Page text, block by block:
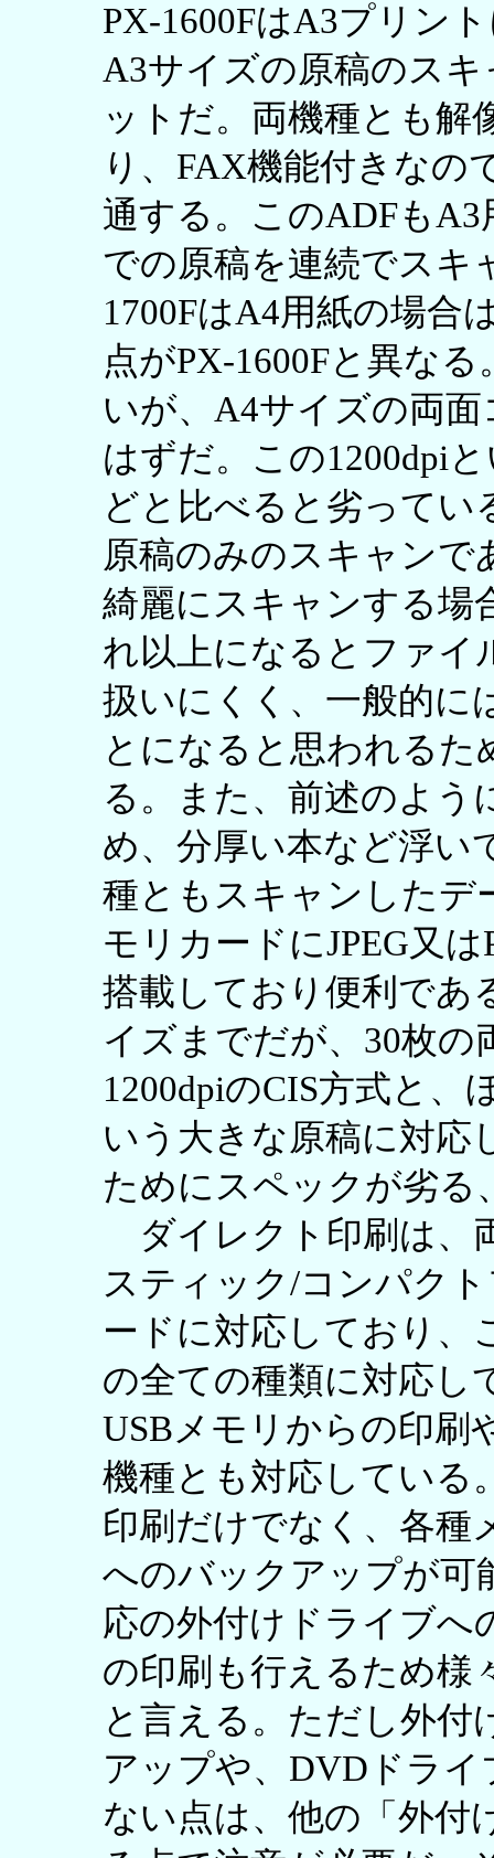
PX-1600FはA3プリン
A3サイズの原稿のス
ットだ。両機種とも解
り、FAX機能付きなの
通する。このADFも
での原稿を連続でスキ
1700FはA4用紙の場合
点がPX-1600Fと異な
いが、A4サイズの両
はずだ。この1200dpi
どと比べると劣ってい
原稿のみのスキャンで
綺麗にスキャンする場
れ以上になるとファイ
扱いにくく、一般的に
とになると思われる
る。また、前述のよう
め、分厚い本など浮い
種ともスキャンしたデ
モリカードにJPEG又
搭載しており便利であ
イズまでだが、30枚の
1200dpiのCIS方式と、
いう大きな原稿に対応
ためにスペックが劣る
ダイレクト印刷は、
スティック/コンパク
ードに対応しており、
の全ての種類に対応し
USBメモリからの印刷
機種とも対応している
印刷だけでなく、各種
へのバックアップが可
応の外付けドライブへ
の印刷も行えるため様
と言える。ただし外
アップや、DVDドラ
ない点は、他の「外付